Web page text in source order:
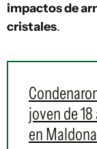
impactos de
cristales.
joven de
en